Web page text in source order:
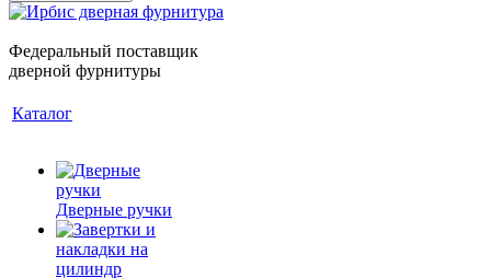
Федеральный поставщик
дверной фурнитуры
Каталог
Дверные ручки